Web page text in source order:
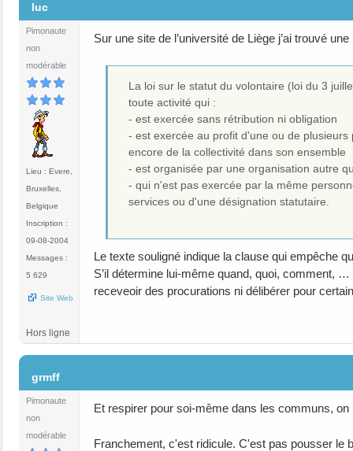
luc
Pimonaute
non
modérable
Lieu : Evere,
Bruxelles,
Belgique
Inscription :
09-08-2004
Messages :
5 629
Site Web
Sur une site de l’université de Liège j’ai trouvé
La loi sur le statut du volontaire (loi du 3
toute activité qui :
- est exercée sans rétribution ni obligation
- est exercée au profit d'une ou de
encore de la collectivité dans son ensemble
- est organisée par une organisation autre
- qui n'est pas exercée par la même
services ou d'une désignation statutaire.
Le texte souligné indique la clause qui empêche
S’il détermine lui-même quand, quoi, comment,
receveoir des procurations ni délibérer pour
Hors ligne
grmff
Pimonaute
non
modérable
Et respirer pour soi-même dans les communs,
Franchement, c'est ridicule. C'est pas pousser le